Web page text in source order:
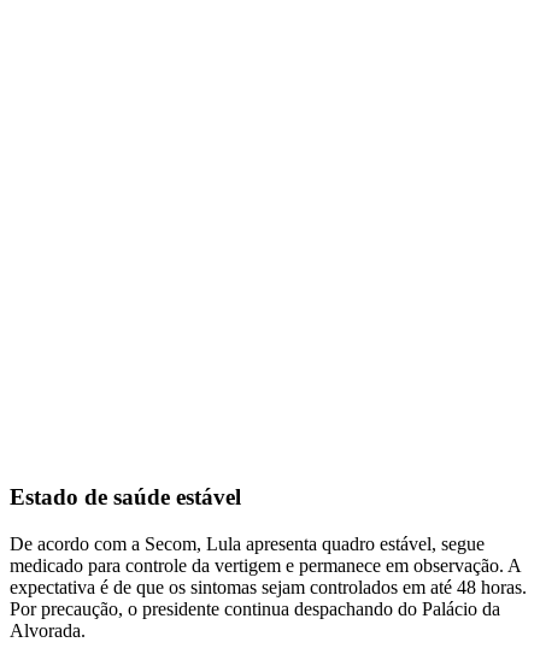
Estado de saúde estável
De acordo com a Secom, Lula apresenta quadro estável, segue
medicado para controle da vertigem e permanece em observação. A
expectativa é de que os sintomas sejam controlados em até 48 horas.
Por precaução, o presidente continua despachando do Palácio da
Alvorada.